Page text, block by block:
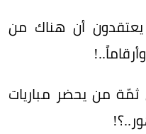
أن هناك من
من يحضر مباريات